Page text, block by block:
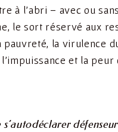
à l’abri – avec ou
le sort réservé aux
pauvreté, la virulence
et la peur
s’autodéclarer